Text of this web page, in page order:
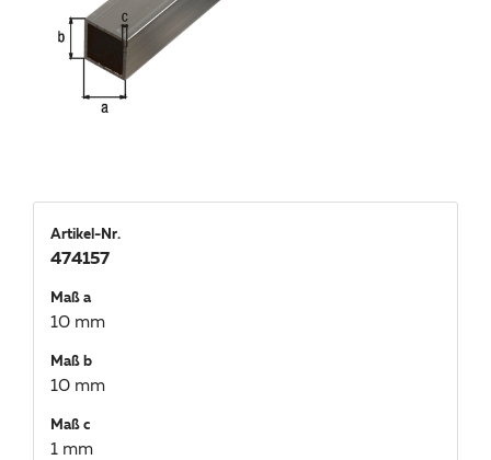
Artikel-Nr.
474157
Maß a
10 mm
Maß b
10 mm
Maß c
1 mm